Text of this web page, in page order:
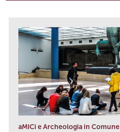
aMICi e Archeologia in Comune